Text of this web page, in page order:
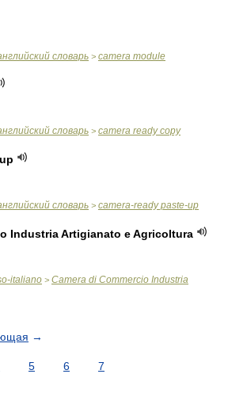
словарь > camera module
словарь > camera ready copy
словарь > camera-ready paste-up
Industria Artigianato e Agricoltura
italiano > Camera di Commercio Industria
→
5 6 7